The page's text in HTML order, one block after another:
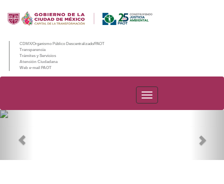
CDMX/Organismo Público Descentralizado/PAOT
Transparencia
Trámites y Servicios
Atención Ciudadana
Web e-mail PAOT
PAOT